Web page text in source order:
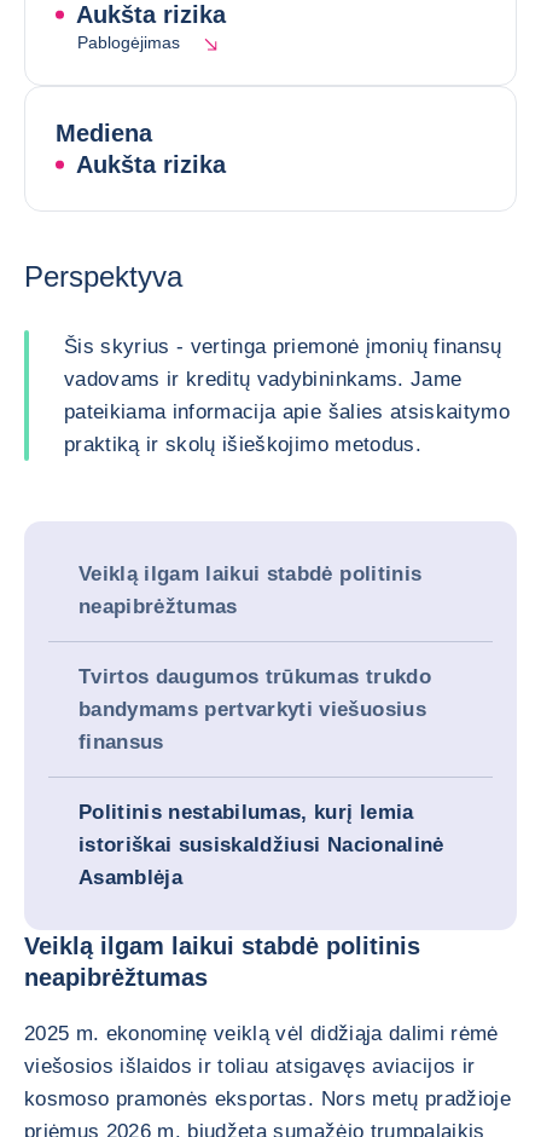
Aukšta rizika
Pablogėjimas
Mediena
Aukšta rizika
Perspektyva
Šis skyrius - vertinga priemonė įmonių finansų
vadovams ir kreditų vadybininkams. Jame
pateikiama informacija apie šalies atsiskaitymo
praktiką ir skolų išieškojimo metodus.
Veiklą ilgam laikui stabdė politinis
neapibrėžtumas
Tvirtos daugumos trūkumas trukdo
bandymams pertvarkyti viešuosius
finansus
Politinis nestabilumas, kurį lemia
istoriškai susiskaldžiusi Nacionalinė
Asamblėja
Veiklą ilgam laikui stabdė politinis
neapibrėžtumas
2025 m. ekonominę veiklą vėl didžiąja dalimi rėmė
viešosios išlaidos ir toliau atsigavęs aviacijos ir
kosmoso pramonės eksportas. Nors metų pradžioje
priėmus 2026 m. biudžetą sumažėjo trumpalaikis